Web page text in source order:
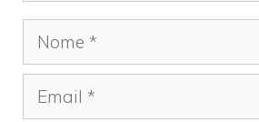
Nome
Email